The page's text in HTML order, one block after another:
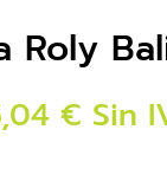
Roly
€de
Sin